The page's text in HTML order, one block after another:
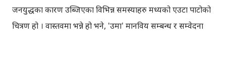
जनयुद्धका कारण उब्जिएका विभिन्न समस्याहरु मध्यको एउटा पाटोको
चित्रण हो । वास्तवमा भन्ने हो भने, 'उमा' मानविय सम्बन्ध र सम्वेदना